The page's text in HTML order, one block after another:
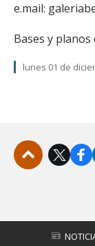
e.mail:
Bases y
lunes 01 de